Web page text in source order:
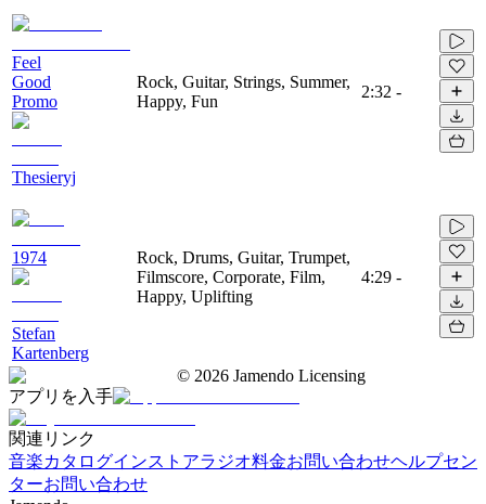
Feel
Good
Promo
Thesieryj
Rock, Guitar, Strings, Summer,
Happy, Fun
2:32 -
1974
Stefan
Kartenberg
Rock, Drums, Guitar, Trumpet,
Filmscore, Corporate, Film,
Happy, Uplifting
4:29 -
© 2026 Jamendo Licensing
アプリを入手
関連リンク
音楽カタログインストアラジオ料金お問い合わせヘルプセン
ターお問い合わせ